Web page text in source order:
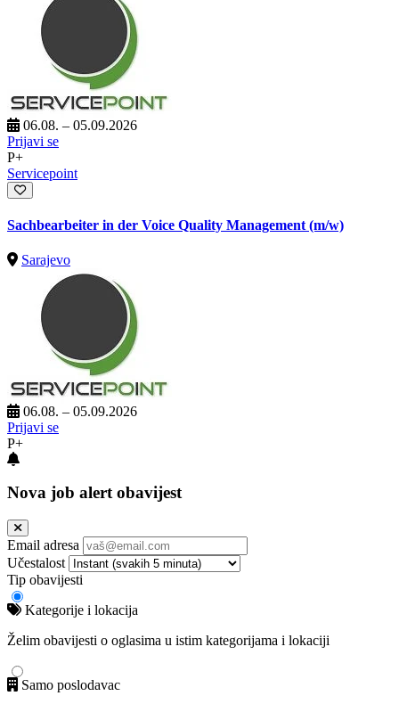
06.08. – 05.09.2026
Prijavi se
P+
Servicepoint
Sachbearbeiter in der Voice Quality Management (m/w)
Sarajevo
06.08. – 05.09.2026
Prijavi se
P+
Nova job alert obavijest
Email adresa
Učestalost
Tip obavijesti
Kategorije i lokacija
Želim obavijesti o oglasima u istim kategorijama i lokaciji
Samo poslodavac